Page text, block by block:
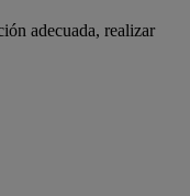
adecuada, realizar